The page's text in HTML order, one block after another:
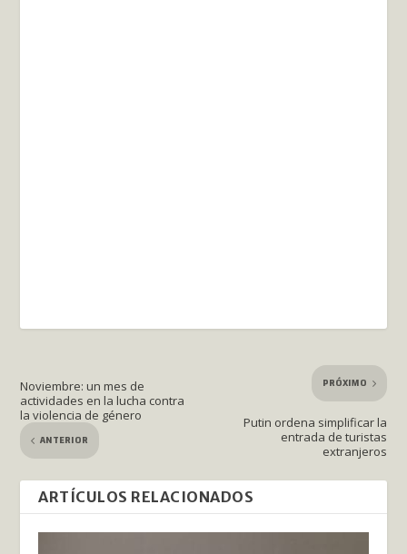
Noviembre: un mes de
actividades en la lucha contra
la violencia de género
ANTERIOR
PRÓXIMO
Putin ordena simplificar la
entrada de turistas
extranjeros
ARTÍCULOS RELACIONADOS